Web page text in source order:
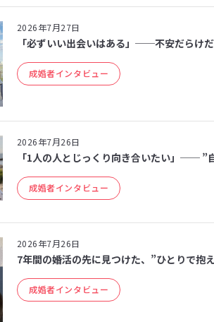
2026年7月27日
「必ずいい出会いはある」──不安だらけ
成婚者インタビュー
2026年7月26日
「1人の人とじっくり向き合いたい」── ”
成婚者インタビュー
2026年7月26日
7年間の婚活の先に見つけた、”ひとりで抱
成婚者インタビュー